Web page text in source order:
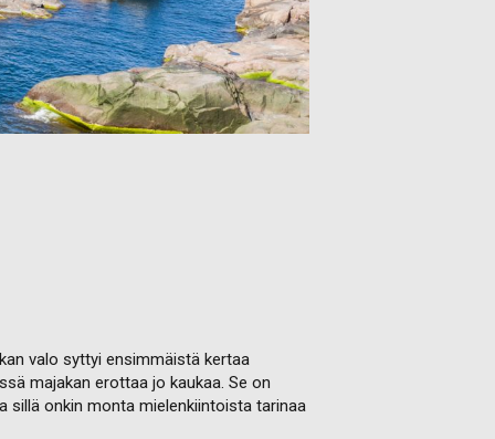
valo syttyi ensimmäistä kertaa
majakan erottaa jo kaukaa. Se on
sillä onkin monta mielenkiintoista tarinaa